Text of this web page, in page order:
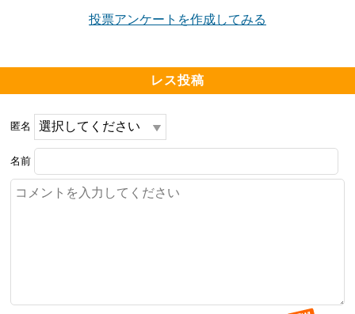
━━━━━━━━━━━━━━━━━━━
・近所の戸建や賃貸マンションもしっかり整備してま
す
・マンション隣すぐ郵便局や子供センターあります
・水元公園ぎりぎり徒歩圏内
ないとなし
投票アンケートを作成してみる
レス投稿
匿名
名前